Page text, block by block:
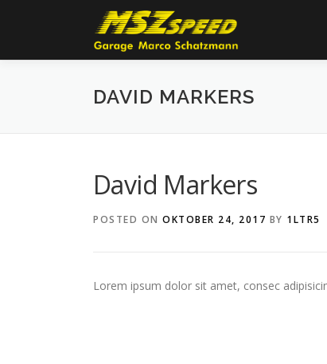
DAVID MARKERS
David Markers
POSTED ON OKTOBER 24, 2017 BY 1LTR5
Lorem ipsum dolor sit amet, consec